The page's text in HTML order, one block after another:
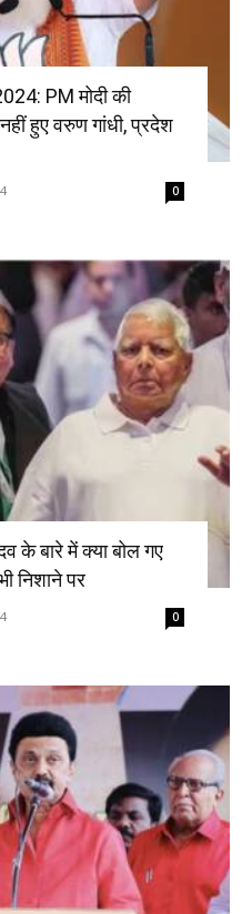
PM मोदी की
हुए वरुण गांधी, प्रदेश
0
के बारे में क्या बोल गए
निशाने पर
0